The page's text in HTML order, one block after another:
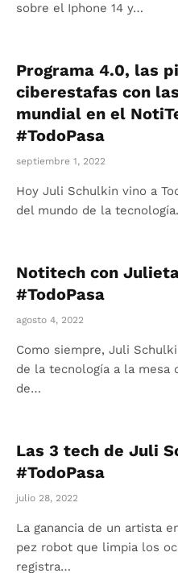
sobre el Iphone 14 y…
Programa 4.0, las
ciberestafas con
mundial en el
#TodoPasa
septiembre 1, 2022
Hoy Juli Schulkin vino a
del mundo de la
Notitech con
#TodoPasa
agosto 4, 2022
Como siempre, Juli
de la tecnología a la mesa
de…
Las 3 tech de Juli
#TodoPasa
julio 28, 2022
La ganancia de un artista
pez robot que limpia los
registra…